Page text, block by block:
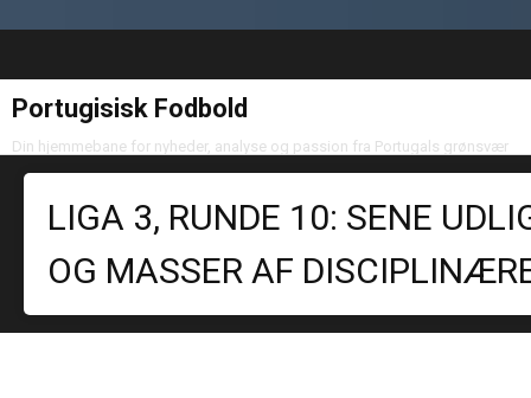
Portugisisk Fodbold
Din hjemmebane for nyheder, analyse og passion fra Portugals grønsvær
LIGA 3, RUNDE 10: SENE
OG MASSER AF